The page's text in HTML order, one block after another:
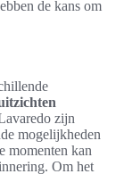
de kans om
zijn
mogelijkheden
momenten kan
Om het